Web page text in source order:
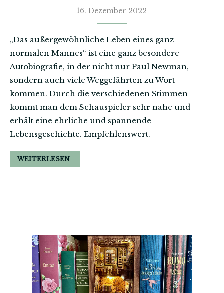
16. Dezember 2022
„Das außergewöhnliche Leben eines ganz
normalen Mannes“ ist eine ganz besondere
Autobiografie, in der nicht nur Paul Newman,
sondern auch viele Weggefährten zu Wort
kommen. Durch die verschiedenen Stimmen
kommt man dem Schauspieler sehr nahe und
erhält eine ehrliche und spannende
Lebensgeschichte. Empfehlenswert.
WEITERLESEN